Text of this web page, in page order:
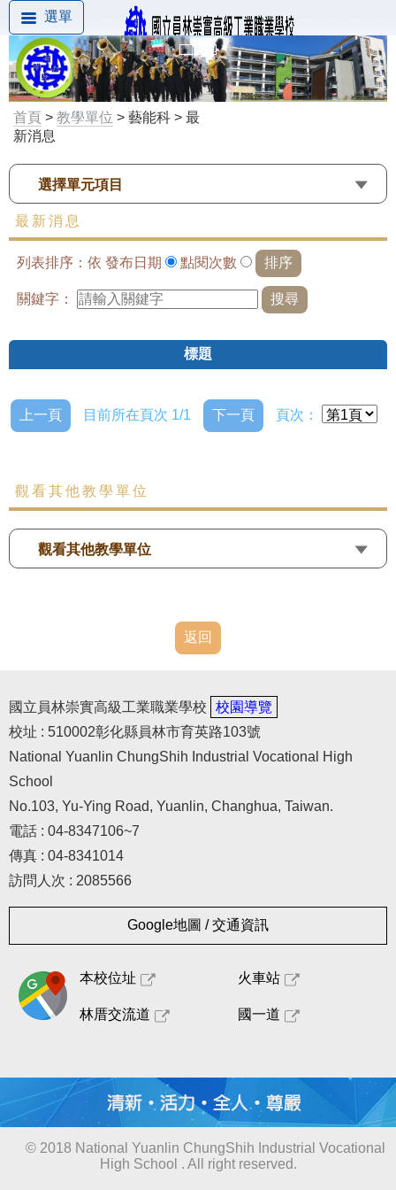
選單
首頁 > 教學單位 > 藝能科 > 最
新消息
選擇單元項目
最新消息
列表排序：依 發布日期 點閱次數
關鍵字：
標題
上一頁 目前所在頁次 1/1 下一頁 頁次：
觀看其他教學單位
觀看其他教學單位
返回
國立員林崇實高級工業職業學校
校園導覽
校址 : 510002彰化縣員林市育英路103號
National Yuanlin ChungShih Industrial Vocational High
School
No.103, Yu-Ying Road, Yuanlin, Changhua, Taiwan.
電話 : 04-8347106~7
傳真 : 04-8341014
訪問人次 : 2085566
Google地圖 / 交通資訊
本校位址 火車站
林厝交流道 國一道
© 2018 National Yuanlin ChungShih Industrial Vocational
High School . All right reserved.